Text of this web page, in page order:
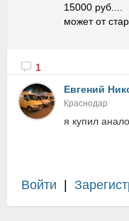
15000 руб....
может от
1
Евгений
Краснодар
я купил
Войти